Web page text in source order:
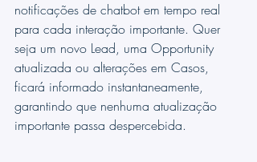
notificações de chatbot em tempo real
para cada interação importante. Quer
seja um novo Lead, uma Opportunity
atualizada ou alterações em Casos,
ficará informado instantaneamente,
garantindo que nenhuma atualização
importante passa despercebida.